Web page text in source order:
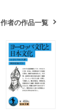
作者の作品一覧